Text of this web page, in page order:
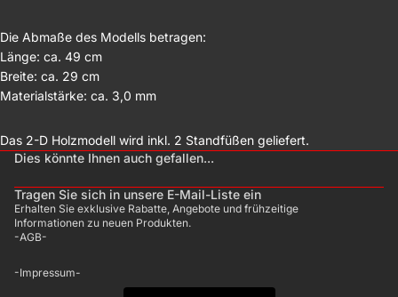
Die Abmaße des Modells betragen:
Länge: ca. 49 cm
Breite: ca. 29 cm
Materialstärke: ca. 3,0 mm
Das 2-D Holzmodell wird inkl. 2 Standfüßen geliefert.
Dies könnte Ihnen auch gefallen...
Tragen Sie sich in unsere E-Mail-Liste ein
Erhalten Sie exklusive Rabatte, Angebote und frühzeitige
Informationen zu neuen Produkten.
-AGB-
-Impressum-